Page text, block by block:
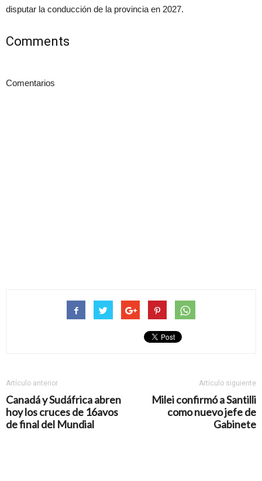
disputar la conducción de la provincia en 2027.
Comments
Comentarios
Artículo anterior
Canadá y Sudáfrica abren
hoy los cruces de 16avos
de final del Mundial
Artículo siguiente
Milei confirmó a Santilli
como nuevo jefe de
Gabinete